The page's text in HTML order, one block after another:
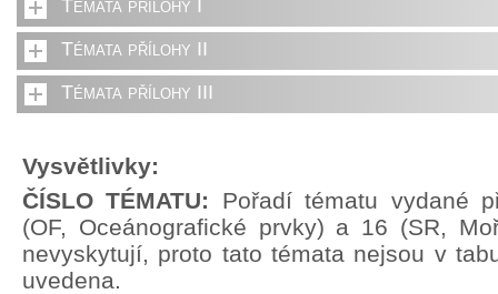
Témata přílohy I
Témata přílohy II
Témata přílohy III
Vysvětlivky:
ČÍSLO TÉMATU: Pořadí tématu vydané
(OF, Oceánografické prvky) a 16 (SR,
nevyskytují, proto tato témata nejsou v
uvedena.